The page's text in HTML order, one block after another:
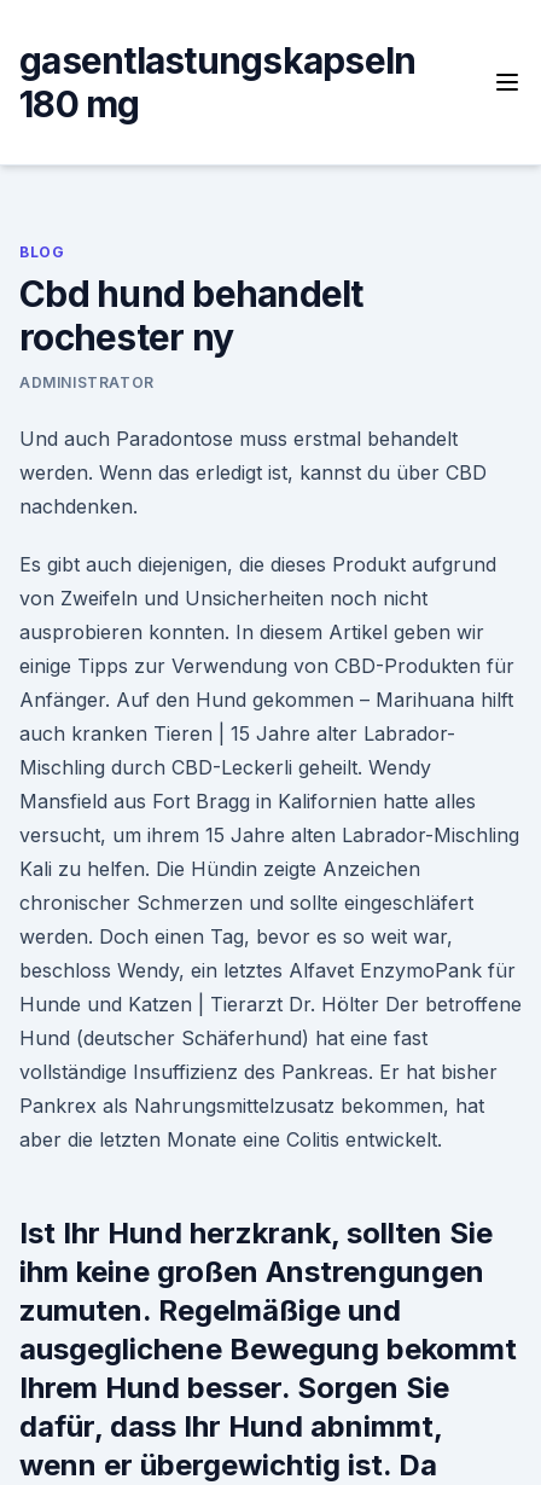
content
gasentlastungskapseln
180 mg
BLOG
Cbd hund behandelt
rochester ny
ADMINISTRATOR
Und auch Paradontose muss erstmal behandelt
werden. Wenn das erledigt ist, kannst du über CBD
nachdenken.
Es gibt auch diejenigen, die dieses Produkt aufgrund
von Zweifeln und Unsicherheiten noch nicht
ausprobieren konnten. In diesem Artikel geben wir
einige Tipps zur Verwendung von CBD-Produkten für
Anfänger. Auf den Hund gekommen – Marihuana hilft
auch kranken Tieren | 15 Jahre alter Labrador-
Mischling durch CBD-Leckerli geheilt. Wendy
Mansfield aus Fort Bragg in Kalifornien hatte alles
versucht, um ihrem 15 Jahre alten Labrador-Mischling
Kali zu helfen. Die Hündin zeigte Anzeichen
chronischer Schmerzen und sollte eingeschläfert
werden. Doch einen Tag, bevor es so weit war,
beschloss Wendy, ein letztes Alfavet EnzymoPank für
Hunde und Katzen | Tierarzt Dr. Hölter Der betroffene
Hund (deutscher Schäferhund) hat eine fast
vollständige Insuffizienz des Pankreas. Er hat bisher
Pankrex als Nahrungsmittelzusatz bekommen, hat
aber die letzten Monate eine Colitis entwickelt.
Ist Ihr Hund herzkrank, sollten Sie
ihm keine großen Anstrengungen
zumuten. Regelmäßige und
ausgeglichene Bewegung bekommt
Ihrem Hund besser. Sorgen Sie
dafür, dass Ihr Hund abnimmt,
wenn er übergewichtig ist. Da